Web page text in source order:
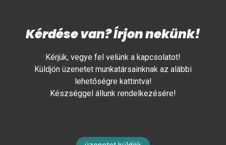
Kérdése van? Írjon nekünk!
Kérjük, vegye fel velünk a kapcsolatot!
Küldjön üzenetet munkatársainknak az alábbi
lehetőségre kattintva!
Készséggel állunk rendelkezésére!